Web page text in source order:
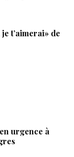
je t’aimerai» de
urgence à